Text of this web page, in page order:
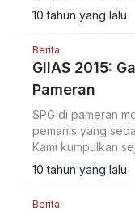
yang harus diraih.
beberapa
10 tahun yang lalu
Berita
GIIAS 2015:
Pameran
SPG di pameran
pemanis yang
Kami kumpulkan
GIIAS 2015.
10 tahun yang lalu
Berita